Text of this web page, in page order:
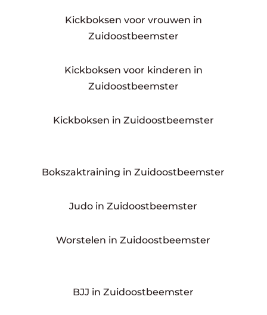
Kickboksen voor vrouwen in
Zuidoostbeemster
Kickboksen voor kinderen in
Zuidoostbeemster
Kickboksen in Zuidoostbeemster
Bokszaktraining in Zuidoostbeemster
Judo in Zuidoostbeemster
Worstelen in Zuidoostbeemster
BJJ in Zuidoostbeemster